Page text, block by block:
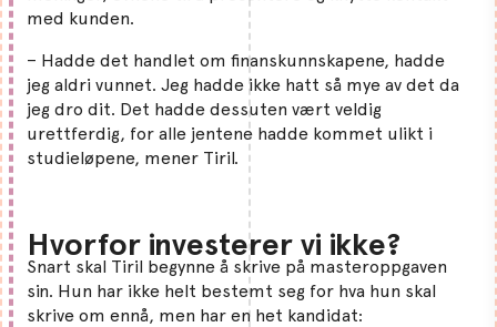
med kunden.
– Hadde det handlet om finanskunnskapene, hadde
jeg aldri vunnet. Jeg hadde ikke hatt så mye av det da
jeg dro dit. Det hadde dessuten vært veldig
urettferdig, for alle jentene hadde kommet ulikt i
studieløpene, mener Tiril.
Hvorfor investerer vi ikke?
Snart skal Tiril begynne å skrive på masteroppgaven
sin. Hun har ikke helt bestemt seg for hva hun skal
skrive om ennå, men har en het kandidat: